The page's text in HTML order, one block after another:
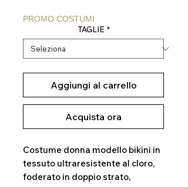
PROMO COSTUMI
TAGLIE *
Aggiungi al carrello
Acquista ora
Costume donna modello bikini in
tessuto ultraresistente al cloro,
foderato in doppio strato,